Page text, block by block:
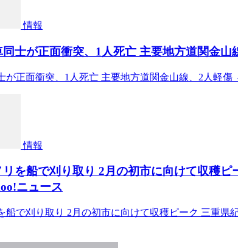
情報
士が正面衝突、1人死亡 主要地方道関金山
が正面衝突、1人死亡 主要地方道関金山線、2人軽傷
情報
を船で刈り取り 2月の初市に向けて収穫
ニュース
船で刈り取り 2月の初市に向けて収穫ピーク 三重県